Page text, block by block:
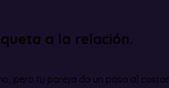
a la relación.
pero tu pareja da un paso al